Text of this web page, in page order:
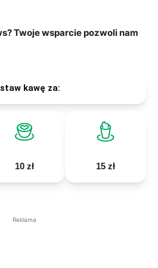
Twoje wsparcie pozwoli nam
kawę za:
10 zł 15 zł
Reklama